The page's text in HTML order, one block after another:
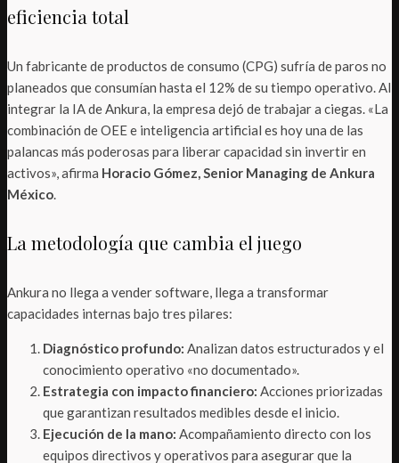
eficiencia total
Un fabricante de productos de consumo (CPG) sufría de paros no
planeados que consumían hasta el 12% de su tiempo operativo. Al
integrar la IA de Ankura, la empresa dejó de trabajar a ciegas. «La
combinación de OEE e inteligencia artificial es hoy una de las
palancas más poderosas para liberar capacidad sin invertir en
activos», afirma Horacio Gómez, Senior Managing de Ankura
México
La metodología que cambia el juego
Ankura no llega a vender software, llega a transformar
capacidades internas bajo tres pilares:
Diagnóstico profundo: Analizan datos estructurados y el
conocimiento operativo «no documentado».
Estrategia con impacto financiero: Acciones priorizadas
que garantizan resultados medibles desde el inicio.
Ejecución de la mano: Acompañamiento directo con los
equipos directivos y operativos para asegurar que la